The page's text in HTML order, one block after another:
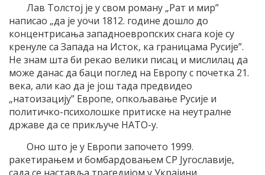
Лав Толстој је у свом роману „Рат и мир”
написао „да је уочи 1812. године дошло до
концентрисања западноевропских снага које су
кренуле са Запада на Исток, ка границама Русије”.
Не знам шта би рекао велики писац и мислилац да
може данас да баци поглед на Европу с почетка 21.
века, али као да је још тада предвидео
„натоизацију” Европе, опкољавање Русије и
политичко-психолошке притиске на неутралне
државе да се прикључе НАТО-у.
Оно што је у Европи започето 1999.
ракетирањем и бомбардовањем СР Југославије,